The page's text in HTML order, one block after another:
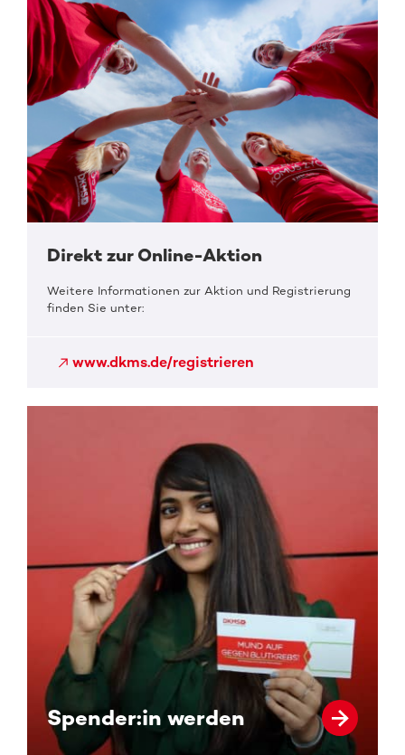
Direkt zur Online-Aktion
Weitere Informationen zur Aktion und Registrierung
finden Sie unter:
www.dkms.de/registrieren
Spender:in werden